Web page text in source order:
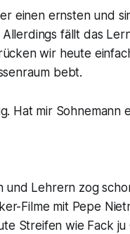
einen ernsten und
fällt das
wir heute
bebt.
Hat mir
und Lehrern zog
Filme mit Pepe
Streifen wie Fack ju